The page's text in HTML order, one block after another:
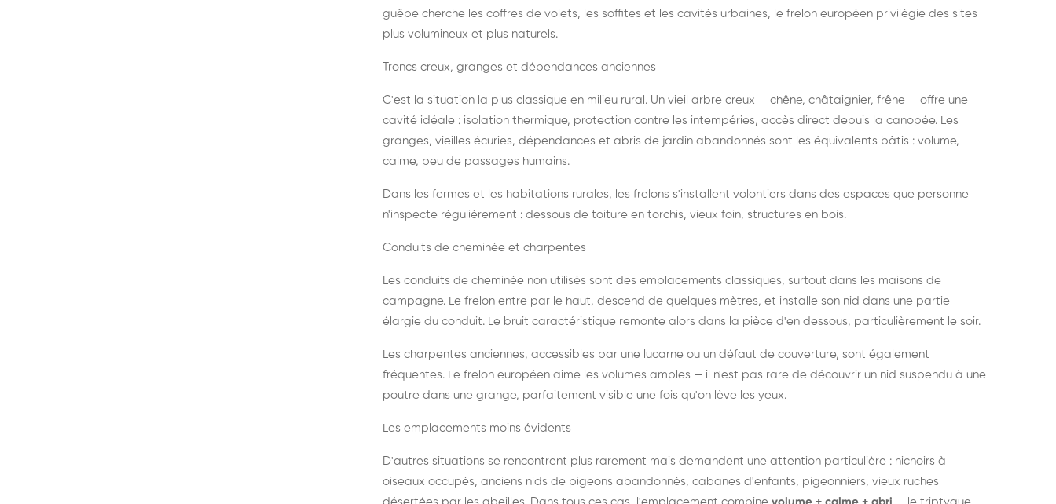
guêpe cherche les coffres de volets, les soffites et les cavités urbaines, le frelon européen privilégie des sites
plus volumineux et plus naturels.
Troncs creux, granges et dépendances anciennes
C'est la situation la plus classique en milieu rural. Un vieil arbre creux — chêne, châtaignier, frêne — offre une
cavité idéale : isolation thermique, protection contre les intempéries, accès direct depuis la canopée. Les
granges, vieilles écuries, dépendances et abris de jardin abandonnés sont les équivalents bâtis : volume,
calme, peu de passages humains.
Dans les fermes et les habitations rurales, les frelons s'installent volontiers dans des espaces que personne
n'inspecte régulièrement : dessous de toiture en torchis, vieux foin, structures en bois.
Conduits de cheminée et charpentes
Les conduits de cheminée non utilisés sont des emplacements classiques, surtout dans les maisons de
campagne. Le frelon entre par le haut, descend de quelques mètres, et installe son nid dans une partie
élargie du conduit. Le bruit caractéristique remonte alors dans la pièce d'en dessous, particulièrement le soir.
Les charpentes anciennes, accessibles par une lucarne ou un défaut de couverture, sont également
fréquentes. Le frelon européen aime les volumes amples — il n'est pas rare de découvrir un nid suspendu à une
poutre dans une grange, parfaitement visible une fois qu'on lève les yeux.
Les emplacements moins évidents
D'autres situations se rencontrent plus rarement mais demandent une attention particulière : nichoirs à
oiseaux occupés, anciens nids de pigeons abandonnés, cabanes d'enfants, pigeonniers, vieux ruches